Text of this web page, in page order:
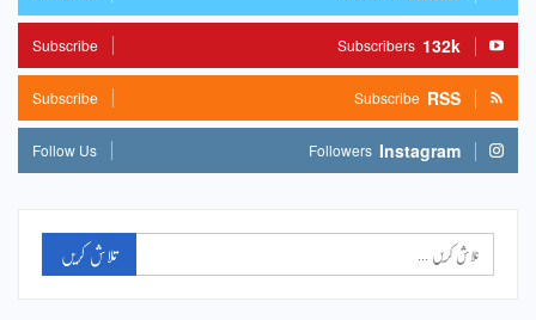
132k
Subscribers
Subscribe
RSS
Subscribe
Subscribe
Instagram
Followers
Follow Us